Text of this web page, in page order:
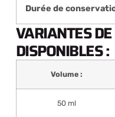
Durée de
VARIANTES
DISPONIBLES :
Volume :
50 ml